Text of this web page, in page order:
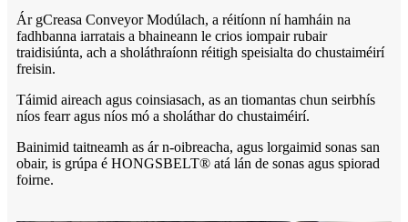
Ár gCreasa Conveyor Modúlach, a réitíonn ní hamháin na
fadhbanna iarratais a bhaineann le crios iompair rubair
traidisiúnta, ach a sholáthraíonn réitigh speisialta do chustaiméirí
freisin.
Táimid aireach agus coinsiasach, as an tiomantas chun seirbhís
níos fearr agus níos mó a sholáthar do chustaiméirí.
Bainimid taitneamh as ár n-oibreacha, agus lorgaimid sonas san
obair, is grúpa é HONGSBELT® atá lán de sonas agus spiorad
foirne.